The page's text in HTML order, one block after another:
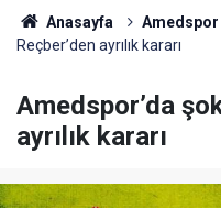
Anasayfa Amedspor
Reçber’den ayrılık kararı
Amedspor’da
ayrılık kararı